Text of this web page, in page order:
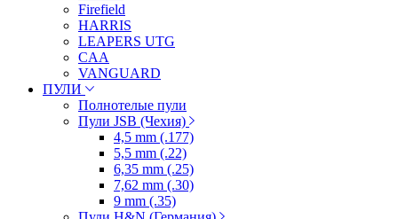
Firefield
HARRIS
LEAPERS UTG
CAA
VANGUARD
ПУЛИ
Полнотелые пули
Пули JSB (Чехия)
4,5 mm (.177)
5,5 mm (.22)
6,35 mm (.25)
7,62 mm (.30)
9 mm (.35)